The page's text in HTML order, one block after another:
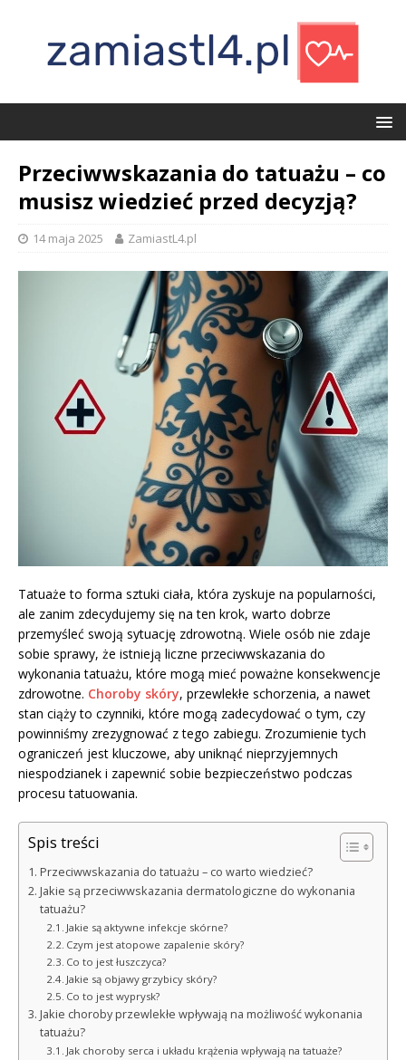
Przeciwwskazania do tatuażu – co
musisz wiedzieć przed decyzją?
14 maja 2025 ZamiastL4.pl
Tatuaże to forma sztuki ciała, która zyskuje na popularności,
ale zanim zdecydujemy się na ten krok, warto dobrze
przemyśleć swoją sytuację zdrowotną. Wiele osób nie zdaje
sobie sprawy, że istnieją liczne przeciwwskazania do
wykonania tatuażu, które mogą mieć poważne konsekwencje
zdrowotne. Choroby skóry, przewlekłe schorzenia, a nawet
stan ciąży to czynniki, które mogą zadecydować o tym, czy
powinniśmy zrezygnować z tego zabiegu. Zrozumienie tych
ograniczeń jest kluczowe, aby uniknąć nieprzyjemnych
niespodzianek i zapewnić sobie bezpieczeństwo podczas
procesu tatuowania.
Spis treści
Przeciwwskazania do tatuażu – co warto wiedzieć?
Jakie są przeciwwskazania dermatologiczne do wykonania
tatuażu?
Jakie są aktywne infekcje skórne?
Czym jest atopowe zapalenie skóry?
Co to jest łuszczyca?
Jakie są objawy grzybicy skóry?
Co to jest wyprysk?
Jakie choroby przewlekłe wpływają na możliwość wykonania
tatuażu?
Jak choroby serca i układu krążenia wpływają na tatuaże?